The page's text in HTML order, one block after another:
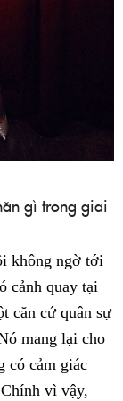
gì trong giai
không ngờ tới
cảnh quay tại
căn cứ quân sự
mang lại cho
có cảm giác
vì vậy,